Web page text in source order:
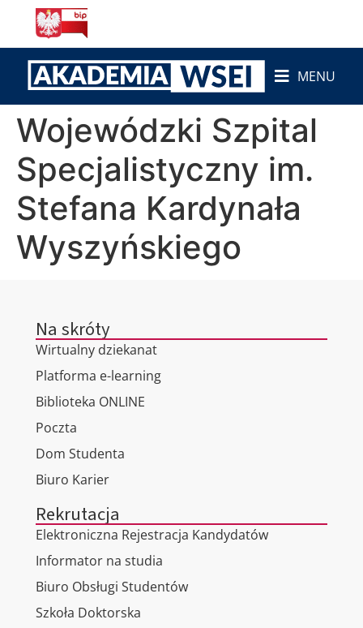
MENU
Wojewódzki Szpital
Specjalistyczny im.
Stefana Kardynała
Wyszyńskiego
Na skróty
Wirtualny dziekanat
Platforma e-learning
Biblioteka ONLINE
Poczta
Dom Studenta
Biuro Karier
Rekrutacja
Elektroniczna Rejestracja Kandydatów
Informator na studia
Biuro Obsługi Studentów
Szkoła Doktorska